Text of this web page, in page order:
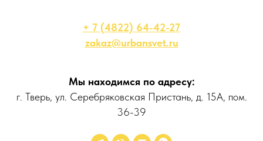
+ 7 (4822) 64-42-27
zakaz@urbansvet.ru
Мы находимся по адресу:
г. Тверь, ул. Серебряковская Пристань, д. 15А, пом.
36-39